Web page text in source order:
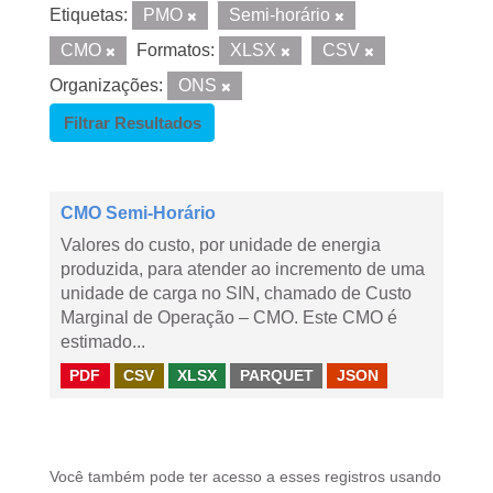
Etiquetas: PMO
Semi-horário
CMO
Formatos: XLSX
CSV
Organizações:
ONS
Filtrar Resultados
CMO Semi-Horário
Valores do custo, por unidade de energia
produzida, para atender ao incremento de uma
unidade de carga no SIN, chamado de Custo
Marginal de Operação – CMO. Este CMO é
estimado...
PDF CSV XLSX PARQUET JSON
Você também pode ter acesso a esses registros usando